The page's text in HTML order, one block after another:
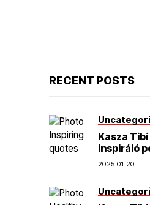
RECENT POSTS
Kasza
inspiráló
elérésére
2025.01.20.